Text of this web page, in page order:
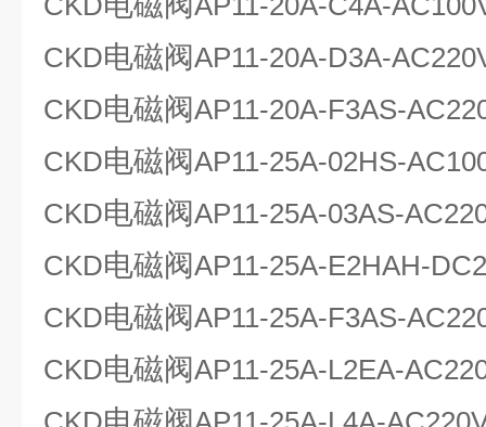
CKD电磁阀AP11-20A-D3A-
CKD电磁阀AP11-20A-F3AS-
CKD电磁阀AP11-25A-02HS-
CKD电磁阀AP11-25A-03AS-
CKD电磁阀AP11-25A-E2HAH-
CKD电磁阀AP11-25A-F3AS-
CKD电磁阀AP11-25A-L2EA-